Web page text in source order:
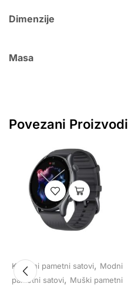
Dimenzije
Masa
Povezani Proizvodi
Klasični pametni satovi, Modni
pametni satovi, Muški pametni